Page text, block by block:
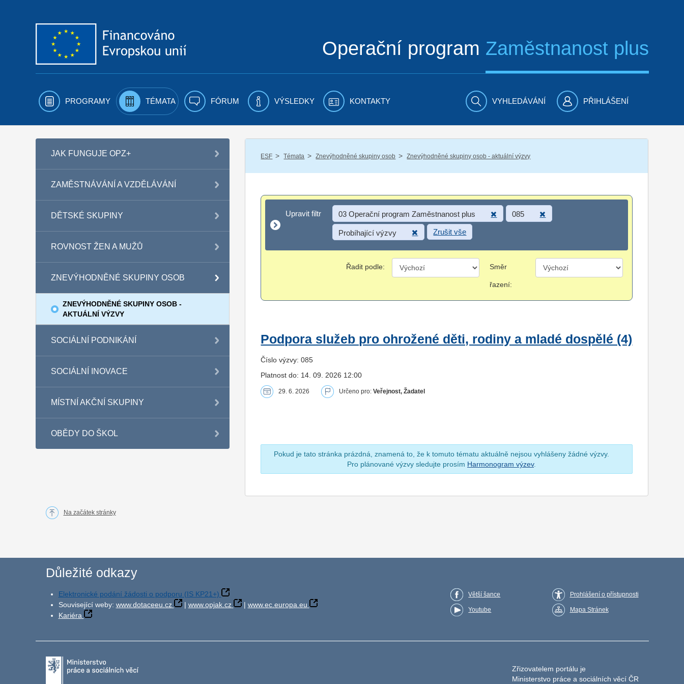
Operační program Zaměstnanost plus
PROGRAMY TÉMATA FÓRUM VÝSLEDKY KONTAKTY VYHLEDÁVÁNÍ PŘIHLÁŠENÍ
JAK FUNGUJE OPZ+
ZAMĚSTNÁVÁNÍ A VZDĚLÁVÁNÍ
DĚTSKÉ SKUPINY
ROVNOST ŽEN A MUŽŮ
ZNEVÝHODNĚNÉ SKUPINY OSOB
ZNEVÝHODNĚNÉ SKUPINY OSOB -
AKTUÁLNÍ VÝZVY
SOCIÁLNÍ PODNIKÁNÍ
SOCIÁLNÍ INOVACE
MÍSTNÍ AKČNÍ SKUPINY
OBĚDY DO ŠKOL
ESF / Témata / Znevýhodněné skupiny osob / Znevýhodněné skupiny osob - aktuální výzvy
Upravit filtr
Upravit filtr 03 Operační program Zaměstnanost plus 085
Probíhající výzvy Zrušit vše
Řadit podle: Směr
řazení:
Podpora služeb pro ohrožené děti, rodiny a mladé dospělé (4)
Číslo výzvy: 085
Platnost do: 14. 09. 2026 12:00
29. 6. 2026 Určeno pro:Veřejnost, Žadatel
Pokud je tato stránka prázdná, znamená to, že k tomuto tématu aktuálně nejsou vyhlášeny žádné výzvy.
Pro plánované výzvy sledujte prosím Harmonogram výzev.
Na začátek stránky
Důležité odkazy
Elektronické podání žádosti o podporu (IS KP21+)
Související weby: www.dotaceeu.cz | www.opjak.cz | www.ec.europa.eu
Kariéra
Větší šance
Youtube
Prohlášení o přístupnosti
Mapa Stránek
Zřizovatelem portálu je
Ministerstvo práce a sociálních věcí ČR